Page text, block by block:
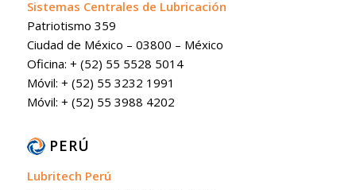
Sistemas Centrales de Lubricación
Patriotismo 359
Ciudad de México – 03800 – México
Oficina: + (52) 55 5528 5014
Móvil: + (52) 55 3232 1991
Móvil: + (52) 55 3988 4202
PERÚ
Lubritech Perú